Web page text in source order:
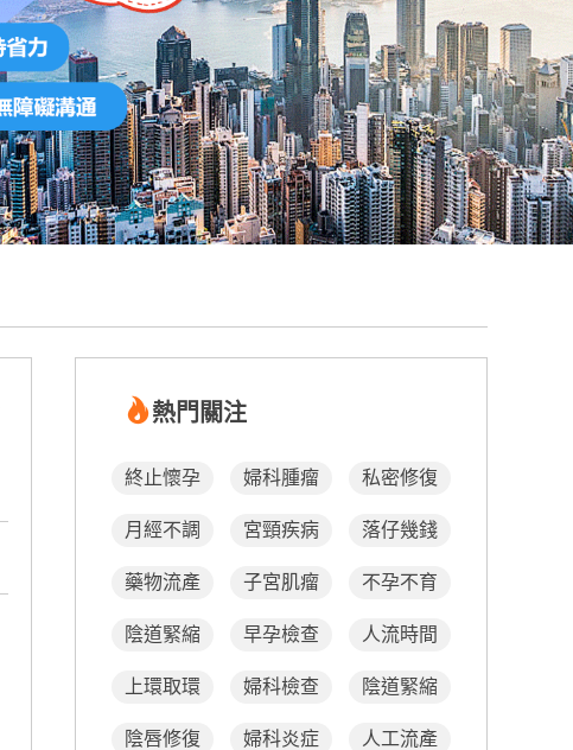
熱門關注
終止懷孕 婦科腫瘤 私密修復
月經不調 宮頸疾病 落仔幾錢
藥物流產 子宮肌瘤 不孕不育
陰道緊縮 早孕檢查 人流時間
上環取環 婦科檢查 陰道緊縮
陰唇修復 婦科炎症 人工流產